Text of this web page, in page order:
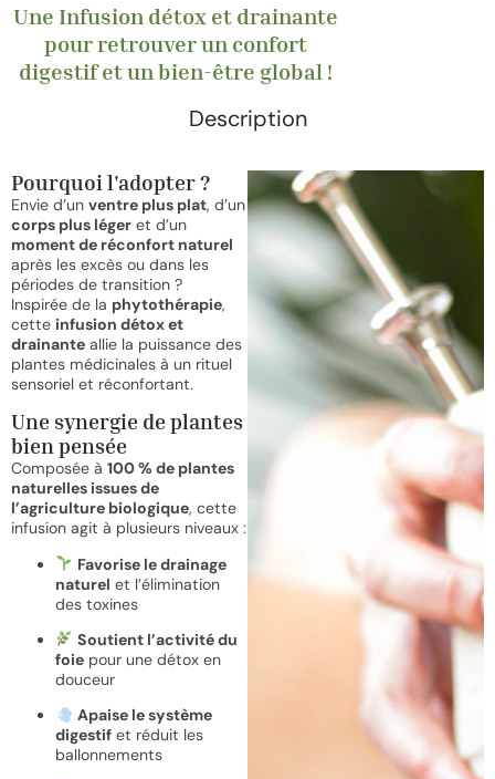
Une Infusion détox et drainante
pour retrouver un confort
digestif et un bien-être global !
Description
Pourquoi l'adopter ?
Envie d’un ventre plus plat, d’un
corps plus léger et d’un
moment de réconfort naturel
après les excès ou dans les
périodes de transition ?
Inspirée de la phytothérapie,
cette infusion détox et
drainante allie la puissance des
plantes médicinales à un rituel
sensoriel et réconfortant.
Une synergie de plantes
bien pensée
Composée à 100 % de plantes
naturelles issues de
l’agriculture biologique, cette
infusion agit à plusieurs niveaux :
Favorise le drainage
naturel et l’élimination
des toxines
Soutient l’activité du
foie pour une détox en
douceur
Apaise le système
digestif et réduit les
ballonnements